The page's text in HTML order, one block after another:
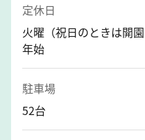
定休日
火曜（祝日のときは開
年始
駐車場
52台